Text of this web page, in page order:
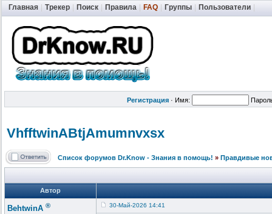
Главная Трекер Поиск Правила FAQ Группы Пользователи
Регистрация · Имя:
VhfftwinABtjAmumnvxsx
Список форумов Dr.Know - Знания в помощь! » Правдивые
Автор
BehtwinA ® 30-Май-2026 14:41